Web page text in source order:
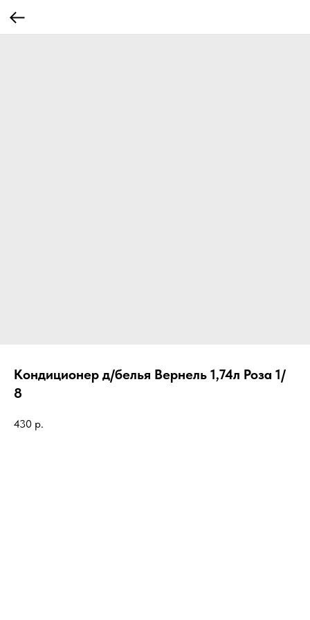
Кондиционер д/белья Вернель 1,74л Роза 1/
8
430 р.